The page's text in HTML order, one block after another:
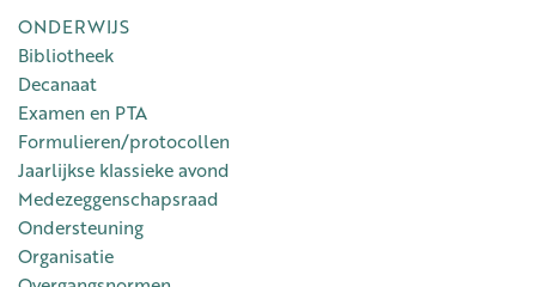
ONDERWIJS
Bibliotheek
Decanaat
Examen en PTA
Formulieren/protocollen
Jaarlijkse klassieke avond
Medezeggenschapsraad
Ondersteuning
Organisatie